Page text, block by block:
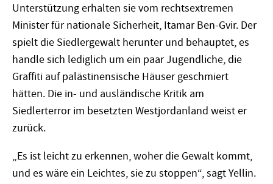
Unterstützung erhalten sie vom rechtsextremen
Minister für nationale Sicherheit, Itamar Ben-Gvir. Der
spielt die Siedlergewalt herunter und behauptet, es
handle sich lediglich um ein paar Jugendliche, die
Graffiti auf palästinensische Häuser geschmiert
hätten. Die in- und ausländische Kritik am
Siedlerterror im besetzten Westjordanland weist er
zurück.
„Es ist leicht zu erkennen, woher die Gewalt kommt,
und es wäre ein Leichtes, sie zu stoppen“, sagt Yellin.